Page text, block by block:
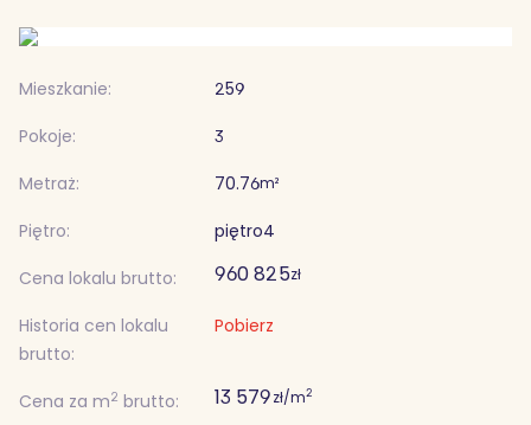
Mieszkanie:
259
Pokoje:
3
Metraż:
70.76m²
Piętro: piętro4
Cena lokalu brutto:
960 825zł
Historia cen lokalu
brutto:
Pobierz
Cena za m2 brutto: 13 579zł/m2